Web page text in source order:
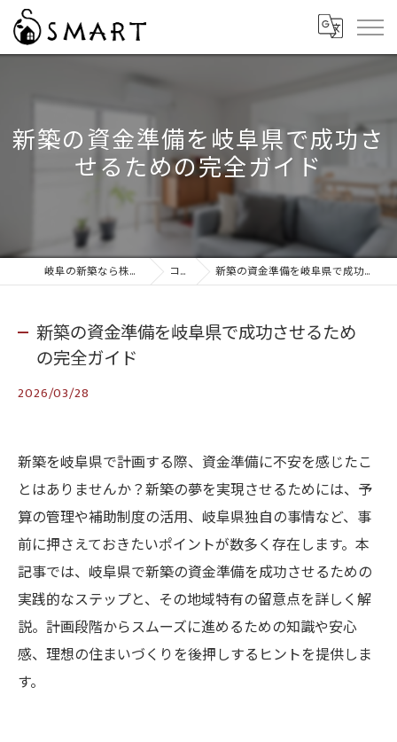
新築の資金準備を岐阜県で成功さ
せるための完全ガイド
岐阜の新築なら株式会社スマート コラム 新築の資金準備を岐阜県で成功させるための完全ガイド
新築の資金準備を岐阜県で成功させるため
の完全ガイド
2026/03/28
新築を岐阜県で計画する際、資金準備に不安を感じたこ
とはありませんか？新築の夢を実現させるためには、予
算の管理や補助制度の活用、岐阜県独自の事情など、事
前に押さえておきたいポイントが数多く存在します。本
記事では、岐阜県で新築の資金準備を成功させるための
実践的なステップと、その地域特有の留意点を詳しく解
説。計画段階からスムーズに進めるための知識や安心
感、理想の住まいづくりを後押しするヒントを提供しま
す。